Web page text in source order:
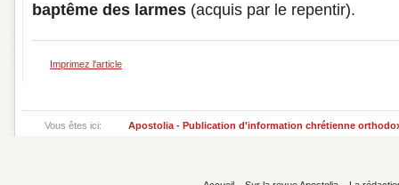
baptême des larmes (acquis par le repentir).
Imprimez l'article
Vous êtes ici: Apostolia - Publication d'information chrétienne